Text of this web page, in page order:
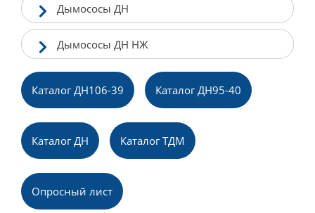
Дымососы ДН
Дымососы ДН НЖ
Каталог ДН106-39 Каталог ДН95-40
Каталог ДН Каталог ТДМ
Опpосный лист